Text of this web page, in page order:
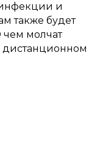
и
также будет
молчат
дистанционном